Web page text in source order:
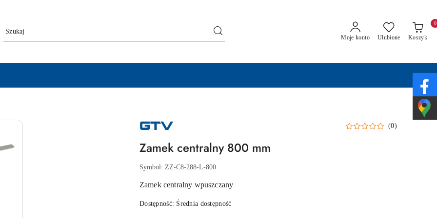
Moje konto Ulubione Koszyk
0
NAZWA
PRODUCENTA:
(0)
Zamek centralny 800 mm
Symbol: ZZ-C8-288-L-800
Zamek centralny wpuszczany
Dostępność: Średnia dostępność